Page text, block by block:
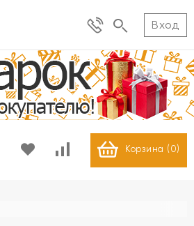
Вход
Корзина ( 0)